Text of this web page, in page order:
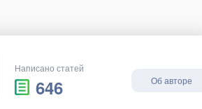
Написано статей
646 Об авторе